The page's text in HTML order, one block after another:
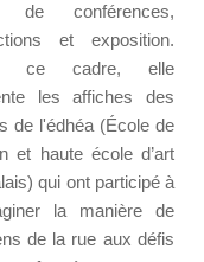
de conférences,
et exposition.
ce cadre, elle
les affiches des
de l'édhéa (École de
et haute école d’art
qui ont participé à
la manière de
de la rue aux défis